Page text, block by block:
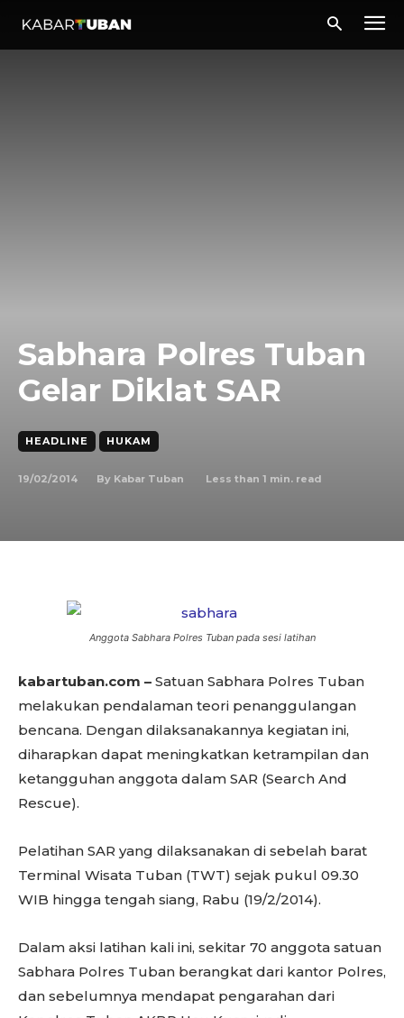
Sabhara Polres Tuban
Gelar Diklat SAR
HEADLINE HUKAM
19/02/2014 By Kabar Tuban Less than 1 min. read
Anggota Sabhara Polres Tuban pada sesi latihan
kabartuban.com – Satuan Sabhara Polres Tuban
melakukan pendalaman teori penanggulangan
bencana. Dengan dilaksanakannya kegiatan ini,
diharapkan dapat meningkatkan ketrampilan dan
ketangguhan anggota dalam SAR (Search And
Rescue).
Pelatihan SAR yang dilaksanakan di sebelah barat
Terminal Wisata Tuban (TWT) sejak pukul 09.30
WIB hingga tengah siang, Rabu (19/2/2014).
Dalam aksi latihan kali ini, sekitar 70 anggota satuan
Sabhara Polres Tuban berangkat dari kantor Polres,
dan sebelumnya mendapat pengarahan dari